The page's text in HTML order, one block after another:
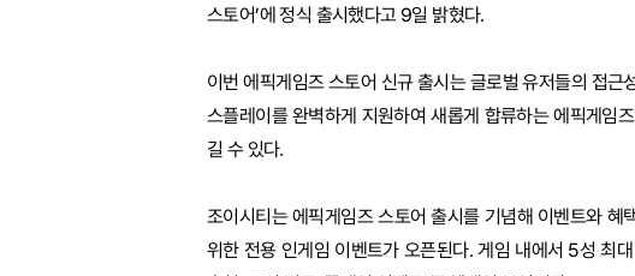
스토어’에 정식 출시했다고 9일 밝혔다.
이번 에픽게임즈 스토어 신규 출시는 글로벌 유저들의 접
스플레이를 완벽하게 지원하여 새롭게 합류하는 에픽게임
길 수 있다.
조이시티는 에픽게임즈 스토어 출시를 기념해 이벤트와
위한 전용 인게임 이벤트가 오픈된다. 게임 내에서 5성 최